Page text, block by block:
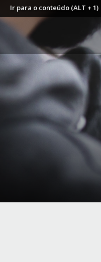
Ir para o conteúdo (ALT + 1)